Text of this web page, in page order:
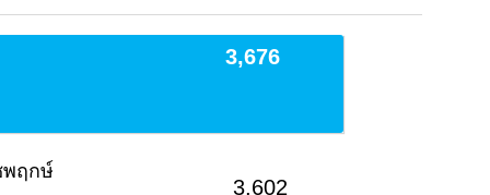
3,676
ฤกษ์
3,602